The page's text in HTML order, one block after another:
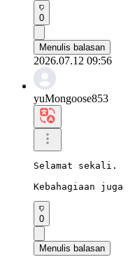
0
Menulis balasan
2026.07.12 09:56
yuMongoose853
Selamat sekali.
Kebahagiaan juga
0
Menulis balasan